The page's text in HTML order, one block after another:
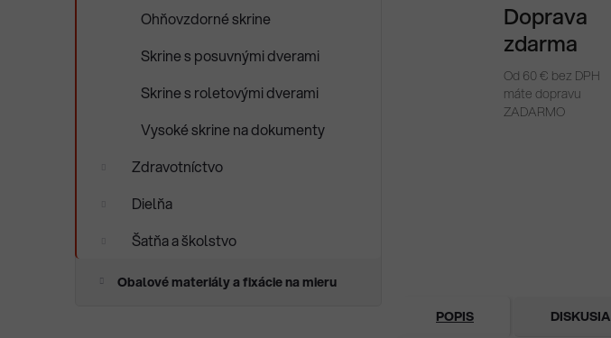
Ohňovzdorné skrine
Skrine s posuvnými dverami
Skrine s roletovými dverami
Vysoké skrine na dokumenty
Zdravotníctvo
Dielňa
Šatňa a školstvo
Obalové materiály a fixácie na mieru
Doprava
zdarma
Od 60 € bez DPH
máte dopravu
ZADARMO
POPIS DISKUSIA